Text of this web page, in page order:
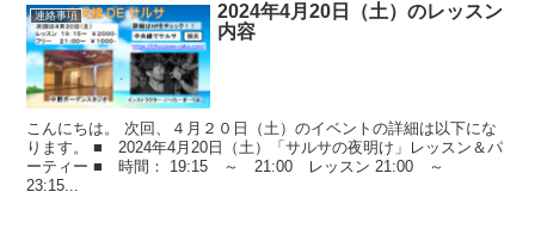
連絡事項
2024年4月20日（土）のレッスン
内容
こんにちは。 次回、４月２０日（土）のイベントの詳細は以下にな
ります。 ■ 2024年4月20日（土）「サルサの夜明け」レッスン＆パ
ーティー ■ 時間： 19:15 ～ 21:00 レッスン 21:00 ～
23:15...